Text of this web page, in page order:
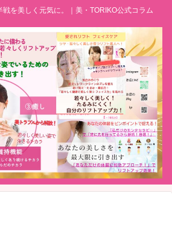
を美しく元気に。｜美・TORIKO公式コラム